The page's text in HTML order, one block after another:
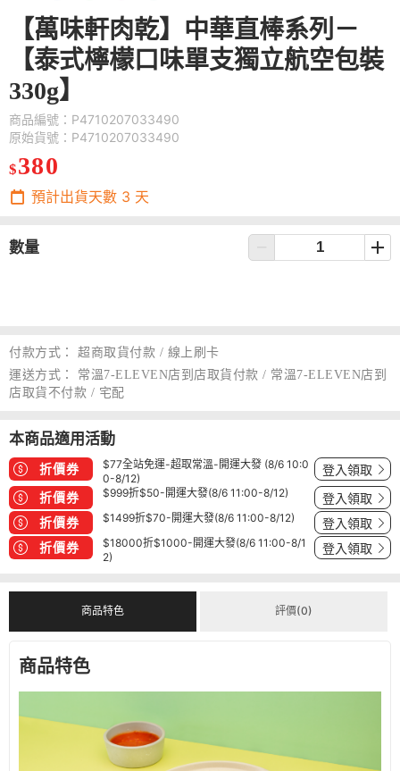
【萬味軒肉乾】中華直棒系列－
【泰式檸檬口味單支獨立航空包裝
330g】
商品編號：P4710207033490
原始貨號：P4710207033490
$380
預計出貨天數 3 天
數量
付款方式：
超商取貨付款 / 線上刷卡
運送方式：
常溫7-ELEVEN店到店取貨付款 / 常溫7-ELEVEN店到
店取貨不付款 / 宅配
本商品適用活動
折價券
$77全站免運-超取常溫-開運大發 (8/6 10:0
0-8/12)
登入領取
折價券 $999折$50-開運大發(8/6 11:00-8/12) 登入領取
折價券 $1499折$70-開運大發(8/6 11:00-8/12) 登入領取
折價券
$18000折$1000-開運大發(8/6 11:00-8/1
2)
登入領取
商品特色 評價(0)
商品特色